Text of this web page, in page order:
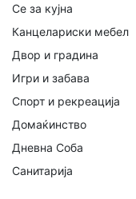
Се за кујна
Канцелариски мебел
Двор и градина
Игри и забава
Спорт и рекреација
Домаќинство
Дневна Соба
Санитарија